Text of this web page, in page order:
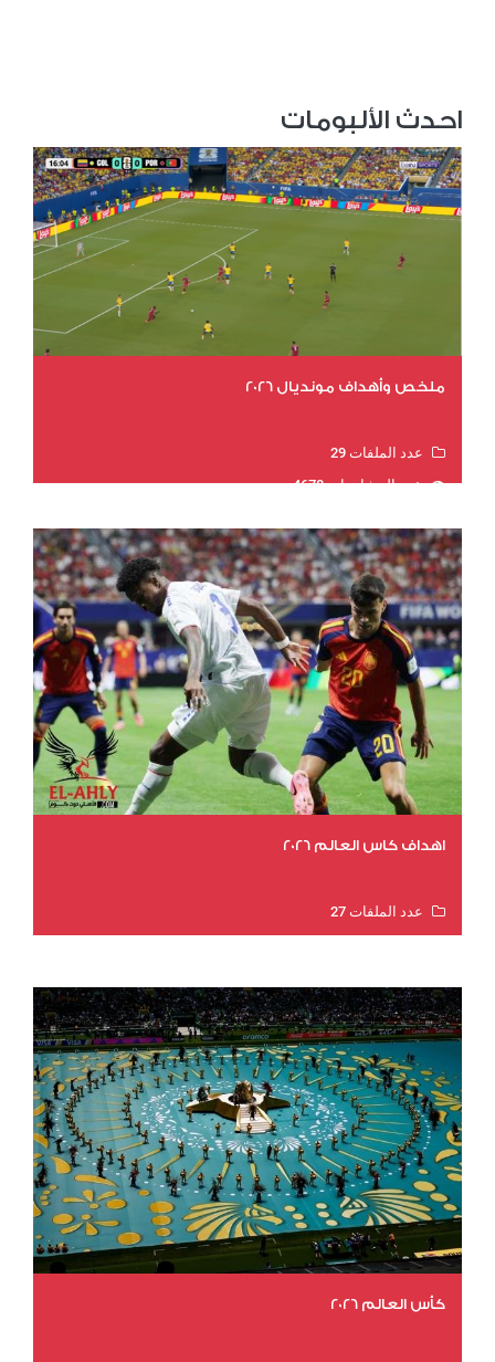
احدث الألبومات
ملخص وأهداف مونديال 2026
عدد الملفات 29
عدد المشاهدات 4678
اهداف كاس العالم 2026
عدد الملفات 27
كأس العالم 2026